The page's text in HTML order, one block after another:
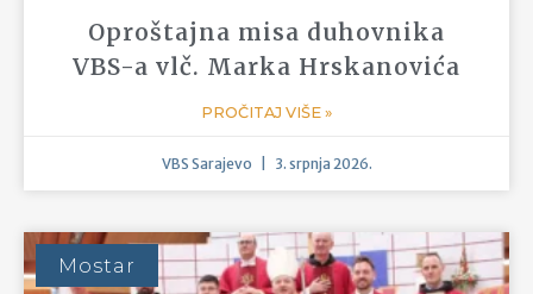
Saznaj više...
“Žetva je velika, ali